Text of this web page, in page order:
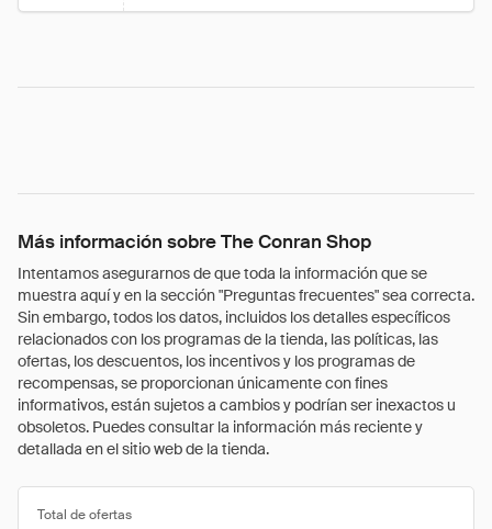
Más información sobre The Conran Shop
Intentamos asegurarnos de que toda la información que se
muestra aquí y en la sección "Preguntas frecuentes" sea correcta.
Sin embargo, todos los datos, incluidos los detalles específicos
relacionados con los programas de la tienda, las políticas, las
ofertas, los descuentos, los incentivos y los programas de
recompensas, se proporcionan únicamente con fines
informativos, están sujetos a cambios y podrían ser inexactos u
obsoletos. Puedes consultar la información más reciente y
detallada en el sitio web de la tienda.
Total de ofertas